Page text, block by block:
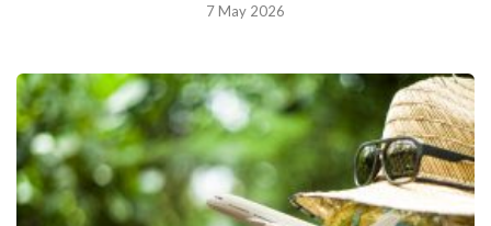
7 May 2026